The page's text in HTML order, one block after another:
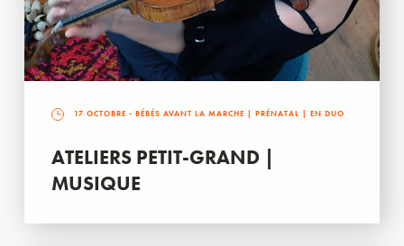
17 OCTOBRE - BÉBÉS AVANT LA MARCHE | PRÉNATAL | EN DUO
ATELIERS PETIT-GRAND |
MUSIQUE